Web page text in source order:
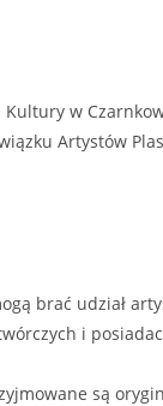
w
Artystów
brać udział
i
są